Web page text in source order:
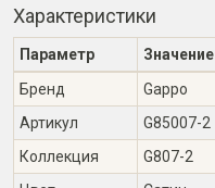
Характеристики
Параметр
Значение
Бренд
Gappo
Артикул
G85007-2
Коллекция
G807-2